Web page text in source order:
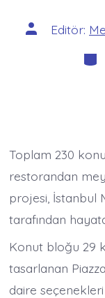
Yazının
yazarı
Editör:
Toplam 230
restorandan
projesi, İstanbul
tarafından
Konut bloğu 29
tasarlanan
daire